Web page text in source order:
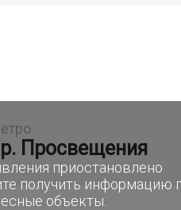
приостановлено
получить информацию
объекты.
Просвещения